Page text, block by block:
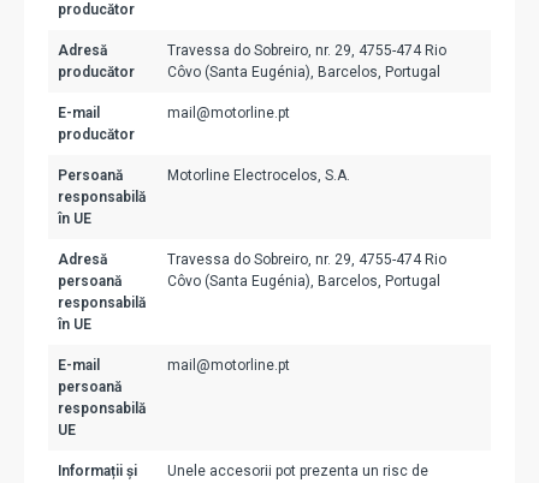
producător
Adresă
producător
Travessa do Sobreiro, nr. 29, 4755-474 Rio
Côvo (Santa Eugénia), Barcelos, Portugal
E-mail
producător
mail@motorline.pt
Persoană
responsabilă
în UE
Motorline Electrocelos, S.A.
Adresă
persoană
responsabilă
în UE
Travessa do Sobreiro, nr. 29, 4755-474 Rio
Côvo (Santa Eugénia), Barcelos, Portugal
E-mail
persoană
responsabilă
UE
mail@motorline.pt
Informații și
Unele accesorii pot prezenta un risc de